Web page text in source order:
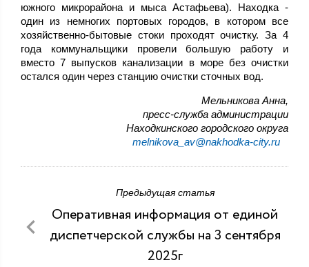
южного микрорайона и мыса Астафьева). Находка -
один из немногих портовых городов, в котором все
хозяйственно-бытовые стоки проходят очистку. За 4
года коммунальщики провели большую работу и
вместо 7 выпусков канализации в море без очистки
остался один через станцию очистки сточных вод.
Мельникова Анна,
пресс-служба администрации
Находкинского городского округа
melnikova_av@nakhodka-city.ru
Предыдущая статья
Оперативная информация от единой
диспетчерской службы на 3 сентября
2025г